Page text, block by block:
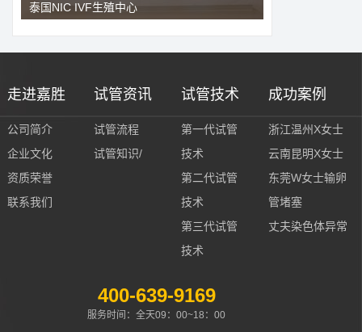
泰国NIC IVF生殖中心
走进嘉胜
公司简介
企业文化
资质荣誉
联系我们
试管资讯
试管流程
试管知识/
试管技术
第一代试管
技术
第二代试管
技术
第三代试管
技术
成功案例
浙江温州X女士
云南昆明X女士
东莞W女士输卵
管堵塞
丈夫染色体异常
400-639-9169
服务时间：全天09：00~18：00